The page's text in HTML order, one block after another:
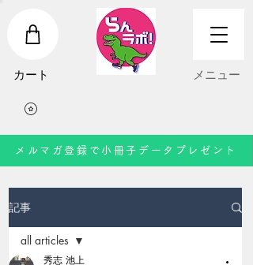
​カート ​メニュー
メルマガ登録で小冊子データプレゼント
記事
all articles
秀志 池上